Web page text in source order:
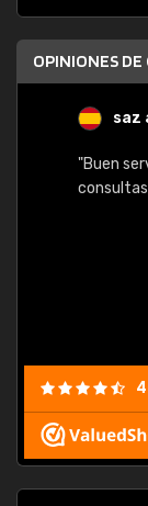
OPINIONES DE
saz
"Buen